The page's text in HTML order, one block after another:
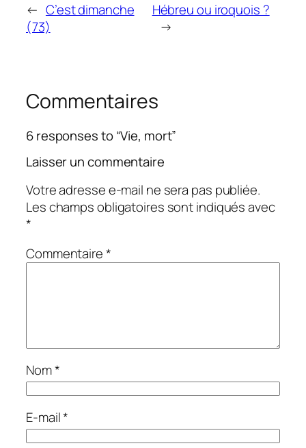
← C’est dimanche
(73)
Hébreu ou iroquois ?
→
Commentaires
6 responses to “Vie, mort”
Laisser un commentaire
Votre adresse e-mail ne sera pas publiée.
Les champs obligatoires sont indiqués avec
*
Commentaire*
Nom*
E-mail*